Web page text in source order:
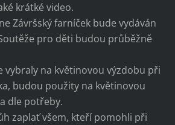
krátké video.
Závršský farníček bude vydáván
pro děti budou průběžně
vybraly na květinovou výzdobu při
budou použity na květinovou
dle potřeby.
zaplať všem, kteří pomohli při